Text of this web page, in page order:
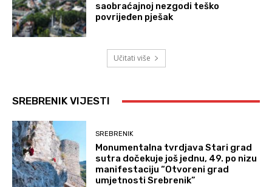
saobraćajnoj nezgodi teško
povrijeđen pješak
Učitati više
SREBRENIK VIJESTI
SREBRENIK
Monumentalna tvrdjava Stari grad
sutra dočekuje još jednu, 49. po nizu
manifestaciju “Otvoreni grad
umjetnosti Srebrenik”